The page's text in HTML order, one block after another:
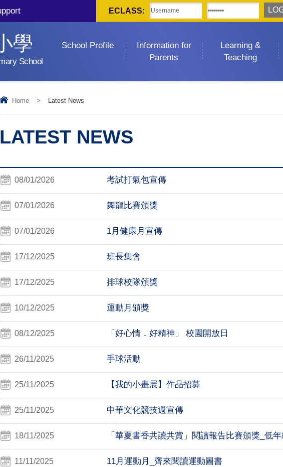
ECLASS:
學
School
School Profile
Information for
Parents
Learning &
Teaching
Home > Latest News
LATEST NEWS
08/01/2026 考試打氣包宣傳
07/01/2026 舞龍比賽頒獎
07/01/2026 1月健康月宣傳
17/12/2025 班長集會
17/12/2025 排球校隊頒獎
10/12/2025 運動月頒獎
08/12/2025 「好心情．好精神」 校園開放日
26/11/2025 手球活動
25/11/2025 【我的小畫展】作品招募
25/11/2025 中華文化競技週宣傳
18/11/2025 「華夏書香共讀共賞」閱讀報告比賽頒獎_低
11/11/2025 11月運動月_齊來閱讀運動圖書